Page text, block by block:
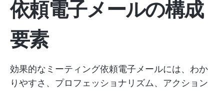
依頼電子メールの構成
要素
効果的なミーティング依頼電子メールには、わか
りやすさ、プロフェッショナリズム、アクション